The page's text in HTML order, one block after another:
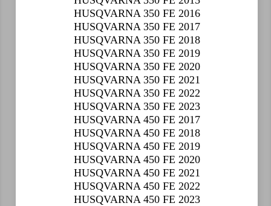
HUSQVARNA 350 FE 2016
HUSQVARNA 350 FE 2017
HUSQVARNA 350 FE 2018
HUSQVARNA 350 FE 2019
HUSQVARNA 350 FE 2020
HUSQVARNA 350 FE 2021
HUSQVARNA 350 FE 2022
HUSQVARNA 350 FE 2023
HUSQVARNA 450 FE 2017
HUSQVARNA 450 FE 2018
HUSQVARNA 450 FE 2019
HUSQVARNA 450 FE 2020
HUSQVARNA 450 FE 2021
HUSQVARNA 450 FE 2022
HUSQVARNA 450 FE 2023